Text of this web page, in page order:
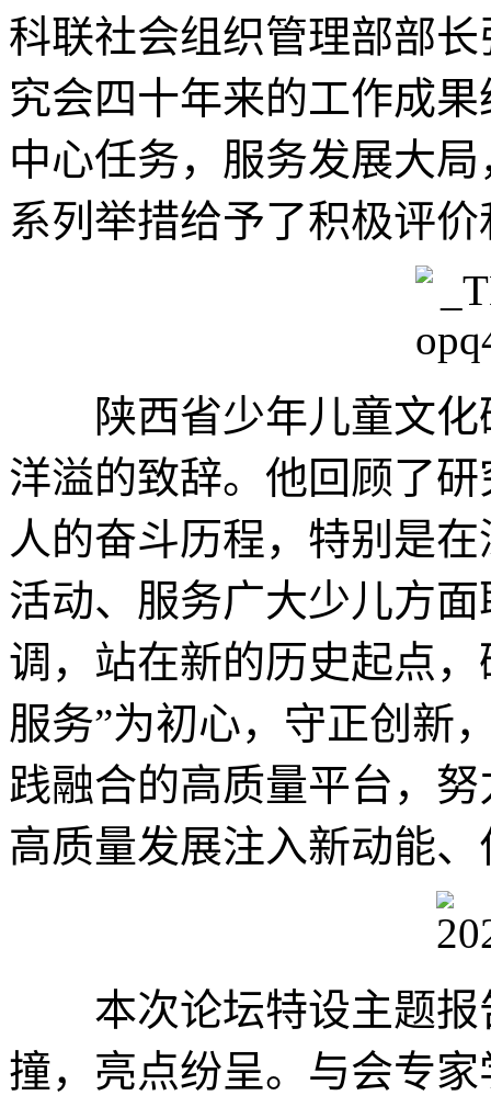
科联社会组织管理部部
究会四十年来的工作成
中心任务，服务发展大
系列举措给予了积极评
陕西省少年儿童文化
洋溢的致辞。他回顾了
人的奋斗历程，特别是
活动、服务广大少儿方
调，站在新的历史起点
服务”为初心，守正创新
践融合的高质量平台，
高质量发展注入新动能
本次论坛特设主题报
撞，亮点纷呈。与会专